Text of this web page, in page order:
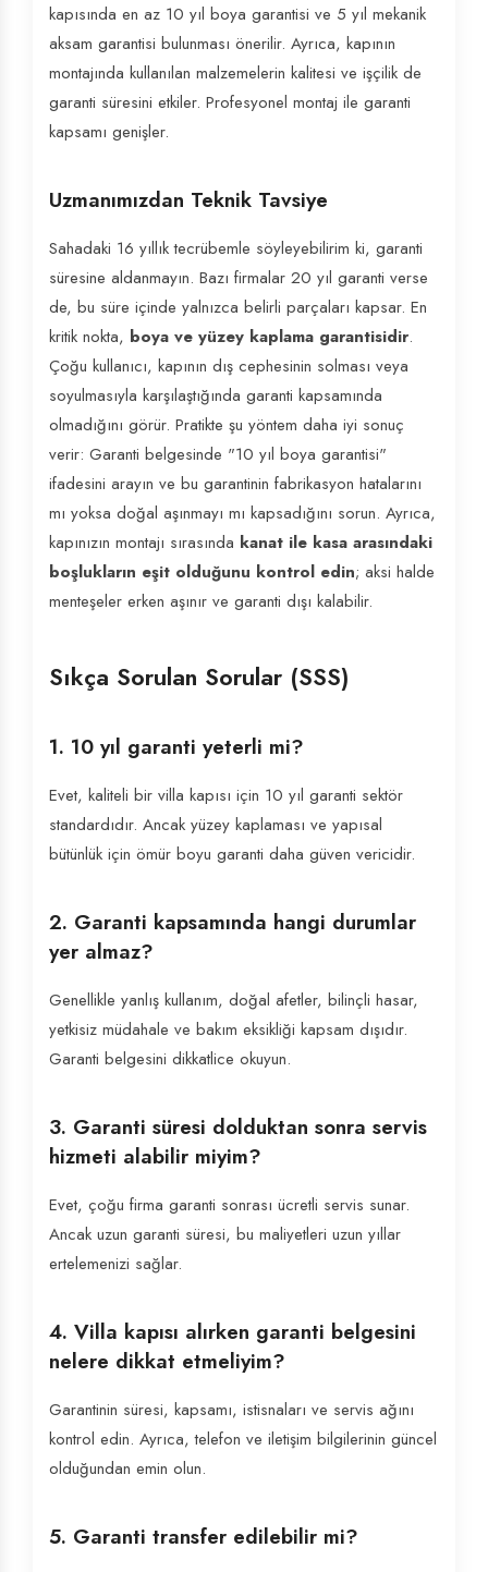
kapısında en az 10 yıl boya garantisi ve 5 yıl mekanik
aksam garantisi bulunması önerilir. Ayrıca, kapının
montajında kullanılan malzemelerin kalitesi ve işçilik de
garanti süresini etkiler. Profesyonel montaj ile garanti
kapsamı genişler.
Uzmanımızdan Teknik Tavsiye
Sahadaki 16 yıllık tecrübemle söyleyebilirim ki, garanti
süresine aldanmayın. Bazı firmalar 20 yıl garanti verse
de, bu süre içinde yalnızca belirli parçaları kapsar. En
kritik nokta, boya ve yüzey kaplama garantisidir.
Çoğu kullanıcı, kapının dış cephesinin solması veya
soyulmasıyla karşılaştığında garanti kapsamında
olmadığını görür. Pratikte şu yöntem daha iyi sonuç
verir: Garanti belgesinde "10 yıl boya garantisi"
ifadesini arayın ve bu garantinin fabrikasyon hatalarını
mı yoksa doğal aşınmayı mı kapsadığını sorun. Ayrıca,
kapınızın montajı sırasında kanat ile kasa arasındaki
boşlukların eşit olduğunu kontrol edin; aksi halde
menteşeler erken aşınır ve garanti dışı kalabilir.
Sıkça Sorulan Sorular (SSS)
1. 10 yıl garanti yeterli mi?
Evet, kaliteli bir villa kapısı için 10 yıl garanti sektör
standardıdır. Ancak yüzey kaplaması ve yapısal
bütünlük için ömür boyu garanti daha güven vericidir.
2. Garanti kapsamında hangi durumlar
yer almaz?
Genellikle yanlış kullanım, doğal afetler, bilinçli hasar,
yetkisiz müdahale ve bakım eksikliği kapsam dışıdır.
Garanti belgesini dikkatlice okuyun.
3. Garanti süresi dolduktan sonra servis
hizmeti alabilir miyim?
Evet, çoğu firma garanti sonrası ücretli servis sunar.
Ancak uzun garanti süresi, bu maliyetleri uzun yıllar
ertelemenizi sağlar.
4. Villa kapısı alırken garanti belgesini
nelere dikkat etmeliyim?
Garantinin süresi, kapsamı, istisnaları ve servis ağını
kontrol edin. Ayrıca, telefon ve iletişim bilgilerinin güncel
olduğundan emin olun.
5. Garanti transfer edilebilir mi?